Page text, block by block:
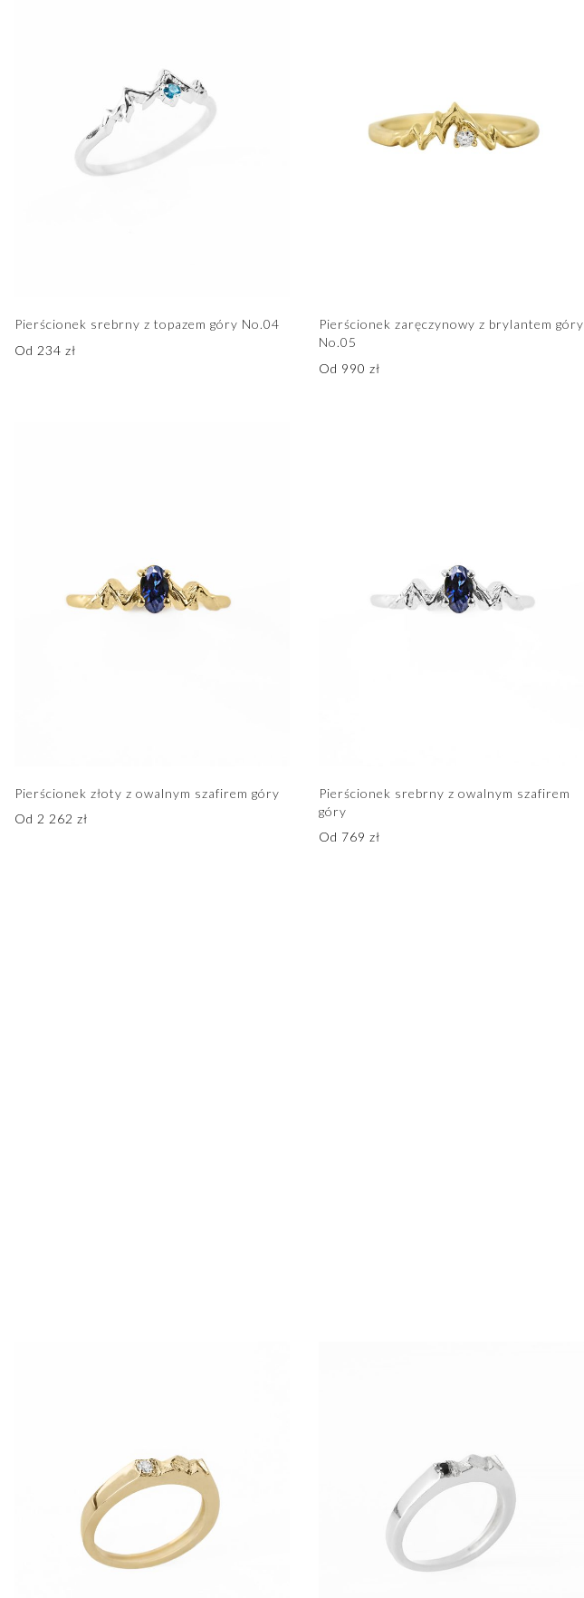
Pierścionek srebrny z topazem góry No.04
Od 234 zł
Pierścionek zaręczynowy z brylantem góry
No.05
Od 990 zł
Pierścionek złoty z owalnym szafirem góry
Od 2 262 zł
Pierścionek srebrny z owalnym szafirem
góry
Od 769 zł